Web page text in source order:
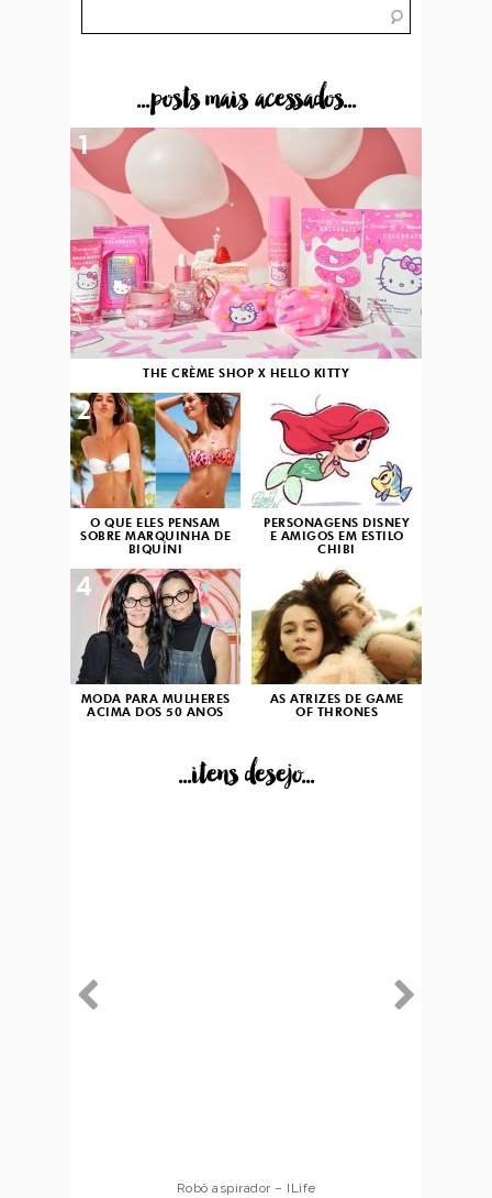
...posts mais acessados...
THE CRÈME SHOP X HELLO KITTY
1
O QUE ELES PENSAM
SOBRE MARQUINHA DE
BIQUÍNI
2
PERSONAGENS DISNEY
E AMIGOS EM ESTILO
CHIBI
3
MODA PARA MULHERES
ACIMA DOS 50 ANOS
4
AS ATRIZES DE GAME
OF THRONES
...itens desejo...
Robô aspirador – ILife